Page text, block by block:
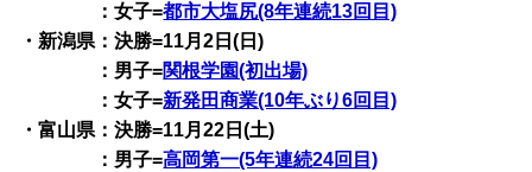
：女子=都市大塩尻(8年連続13回目)
・新潟県：決勝=11月2日(日)
：男子=関根学園(初出場)
：女子=新発田商業(10年ぶり6回目)
・富山県：決勝=11月22日(土)
：男子=高岡第一(5年連続24回目)